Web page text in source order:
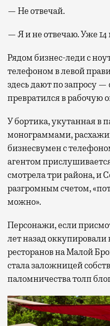
— Не отвечай.
— Я и не отвечаю. Уже
Рядом бизнес-леди с
телефоном в левой
здесь дают по запросу
превратился в рабочую
У бортика, укутанная в
монограммами,
бизнесвумен с
агентом
смотрела три района, и
разгромным счетом,
можно».
Персонажи, если
лет назад
ресторанов на Малой
стала заложницей
паломничества толп